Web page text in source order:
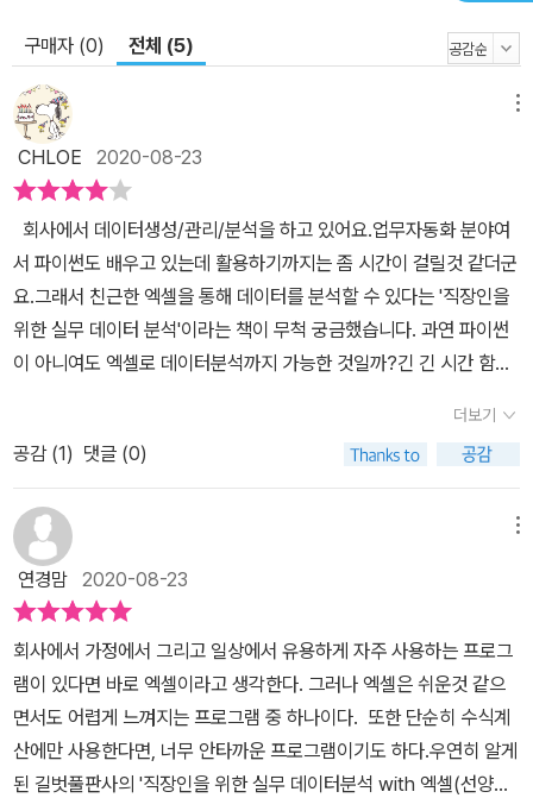
구매자 (0) 전체 (5)
CHLOE 2020-08-23
회사에서 데이터생성/관리/분석을 하고 있어요.업무자동화 분야여
서 파이썬도 배우고 있는데 활용하기까지는 좀 시간이 걸릴것 같더군
요.그래서 친근한 엑셀을 통해 데이터를 분석할 수 있다는 '직장인을
위한 실무 데이터 분석'이라는 책이 무척 궁금했습니다. 과연 파이썬
이 아니여도 엑셀로 데이터분석까지 가능한 것일까?긴 긴 시간 함께
깊어졌습니다.데이터분석이라는 큰 주제로 데이터베이스 기본은 물
론 실무예제를 통해 자료집계, 데이터추출, 데이터통합, 매크로와 함
수활용 등 자주 사용하는 기능들에 대한 사용과 응용할 수 있는 힘을
길러주는 것 같아 좋습니다.IT도서는 한번 보는 걸로 끝나지 않고 곁
에 두고 자주 찾아보게 되는데 이 책의 장점 중에 하나가 빠르게 쉽게
찾아서 내게 필요한 기능을 바로 확인 할 수 있는 '찾아보기/빠른쪽찾
기/목차'의 덕을 보고 있습니다. 다만 예제파일의 정확한 경로, 모든
버전활용인 만큼 각 버전의 메뉴위치에 대해서도 알려주면 더 좋았을
거라는 아쉬움이 남아요. 저는 아직 2010이 편하거든요. 그리고 몇
몇 함수에 약한데, 예제속에서 함수활용과 더불어 '함수식설명'코너가
있어 이해가 잘 되더군요. 그점은 아주 칭찬해요.
더보기
공감 (1) 댓글 (0)
연경맘 2020-08-23
회사에서 가정에서 그리고 일상에서 유용하게 자주 사용하는 프로그
램이 있다면 바로 엑셀이라고 생각한다. 그러나 엑셀은 쉬운것 같으
면서도 어렵게 느껴지는 프로그램 중 하나이다. 또한 단순히 수식계
산에만 사용한다면, 너무 안타까운 프로그램이기도 하다.우연히 알게
된 길벗풀판사의 '직장인을 위한 실무 데이터분석 with 엑셀(선양미